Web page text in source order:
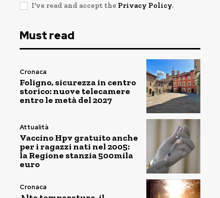
I've read and accept the Privacy Policy.
Must read
Cronaca
Foligno, sicurezza in centro
storico: nuove telecamere
entro le metà del 2027
Attualità
Vaccino Hpv gratuito anche
per i ragazzi nati nel 2005:
la Regione stanzia 500mila
euro
Cronaca